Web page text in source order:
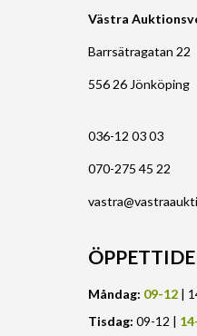
Västra
Barrsätragatan 22
556 26 Jönköping
036-12 03 03
070-275 45 22
Måndag: 09-12 |
Tisdag: 09-12 |